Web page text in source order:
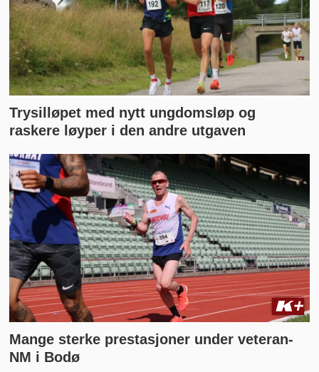
Trysilløpet med nytt ungdomsløp og
raskere løyper i den andre utgaven
Mange sterke prestasjoner under veteran-
NM i Bodø